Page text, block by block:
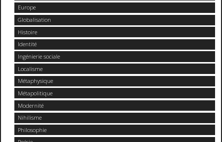
Europe
Globalisation
Histoire
Identité
Ingénierie sociale
Localisme
Métaphysique
Métapolitique
Modernité
Nihilisme
Philosophie